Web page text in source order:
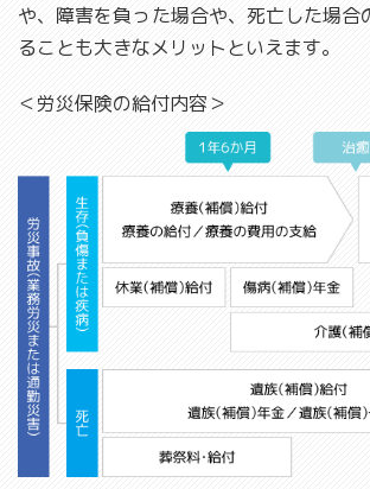
や、障害を負った場合や、死亡した場合
ることも大きなメリットといえます。
＜労災保険の給付内容＞